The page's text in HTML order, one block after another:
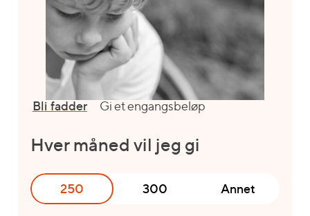
Bli fadder Gi et engangsbeløp
Hver måned vil jeg gi
250 300 Annet